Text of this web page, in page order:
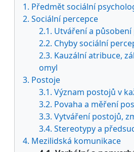
1. Předmět sociální
2. Sociální percepce
2.1. Utváření a
2.2. Chyby sociální
2.3. Kauzální atribuce,
omyl
3. Postoje
3.1. Význam postojů v
3.2. Povaha a měření
3.3. Vytváření postojů,
3.4. Stereotypy a
4. Mezilidská komunikace